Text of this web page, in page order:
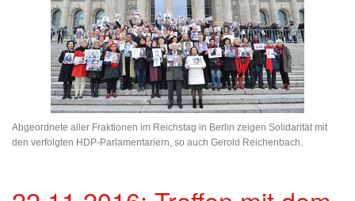
Abgeordnete aller Fraktionen im Reichstag in Berlin zeigen Solidarität mit
den verfolgten HDP-Parlamentariern, so auch Gerold Reichenbach.